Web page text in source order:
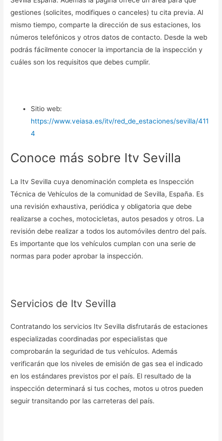
gestiones (solicites, modifiques o canceles) tu cita previa. Al
mismo tiempo, comparte la dirección de sus estaciones, los
números telefónicos y otros datos de contacto. Desde la web
podrás fácilmente conocer la importancia de la inspección y
cuáles son los requisitos que debes cumplir.
Sitio web:
https://www.veiasa.es/itv/red_de_estaciones/sevilla/411
4
Conoce más sobre Itv Sevilla
La Itv Sevilla cuya denominación completa es Inspección
Técnica de Vehículos de la comunidad de Sevilla, España. Es
una revisión exhaustiva, periódica y obligatoria que debe
realizarse a coches, motocicletas, autos pesados y otros. La
revisión debe realizar a todos los automóviles dentro del país.
Es importante que los vehículos cumplan con una serie de
normas para poder aprobar la inspección.
Servicios de Itv Sevilla
Contratando los servicios Itv Sevilla disfrutarás de estaciones
especializadas coordinadas por especialistas que
comprobarán la seguridad de tus vehículos. Además
verificarán que los niveles de emisión de gas sea el indicado
en los estándares previstos por el país. El resultado de la
inspección determinará si tus coches, motos u otros pueden
seguir transitando por las carreteras del país.